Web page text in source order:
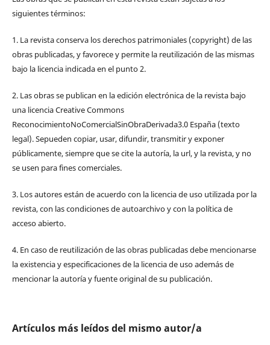
siguientes términos:
1. La revista conserva los derechos patrimoniales (copyright) de las
obras publicadas, y favorece y permite la reutilización de las mismas
bajo la licencia indicada en el punto 2.
2. Las obras se publican en la edición electrónica de la revista bajo
una licencia Creative Commons
ReconocimientoNoComercialSinObraDerivada3.0 España (texto
legal). Sepueden copiar, usar, difundir, transmitir y exponer
públicamente, siempre que se cite la autoría, la url, y la revista, y no
se usen para fines comerciales.
3. Los autores están de acuerdo con la licencia de uso utilizada por la
revista, con las condiciones de autoarchivo y con la política de
acceso abierto.
4. En caso de reutilización de las obras publicadas debe mencionarse
la existencia y especificaciones de la licencia de uso además de
mencionar la autoría y fuente original de su publicación.
Artículos más leídos del mismo autor/a